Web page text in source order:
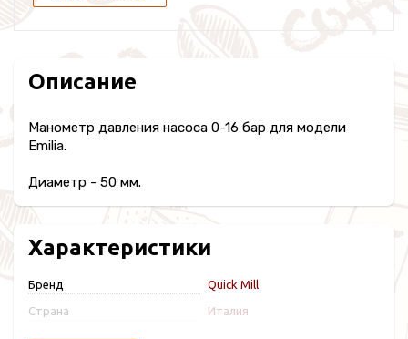
Описание
Манометр давления насоса 0-16 бар для модели
Emilia.
Диаметр - 50 мм.
Характеристики
Бренд Quick Mill
Страна Италия